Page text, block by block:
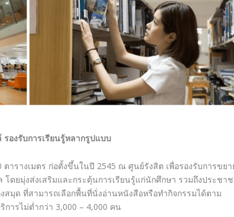
องรับการเรียนรู้หลากรูปแบบ
รางเมตร ก่อตั้งขึ้นในปี 2545 ณ ศูนย์รังสิต เพื่อรองรับการขยา
ดยมุ่งส่งเสริมและกระตุ้นการเรียนรู้แก่นักศึกษา รวมถึงประชา
มุด ที่สามารถเลือกพื้นที่นั่งอ่านหนังสือหรือทำกิจกรรมได้ตาม
ารไม่ต่ำกว่า 3,000 – 4,000 คน